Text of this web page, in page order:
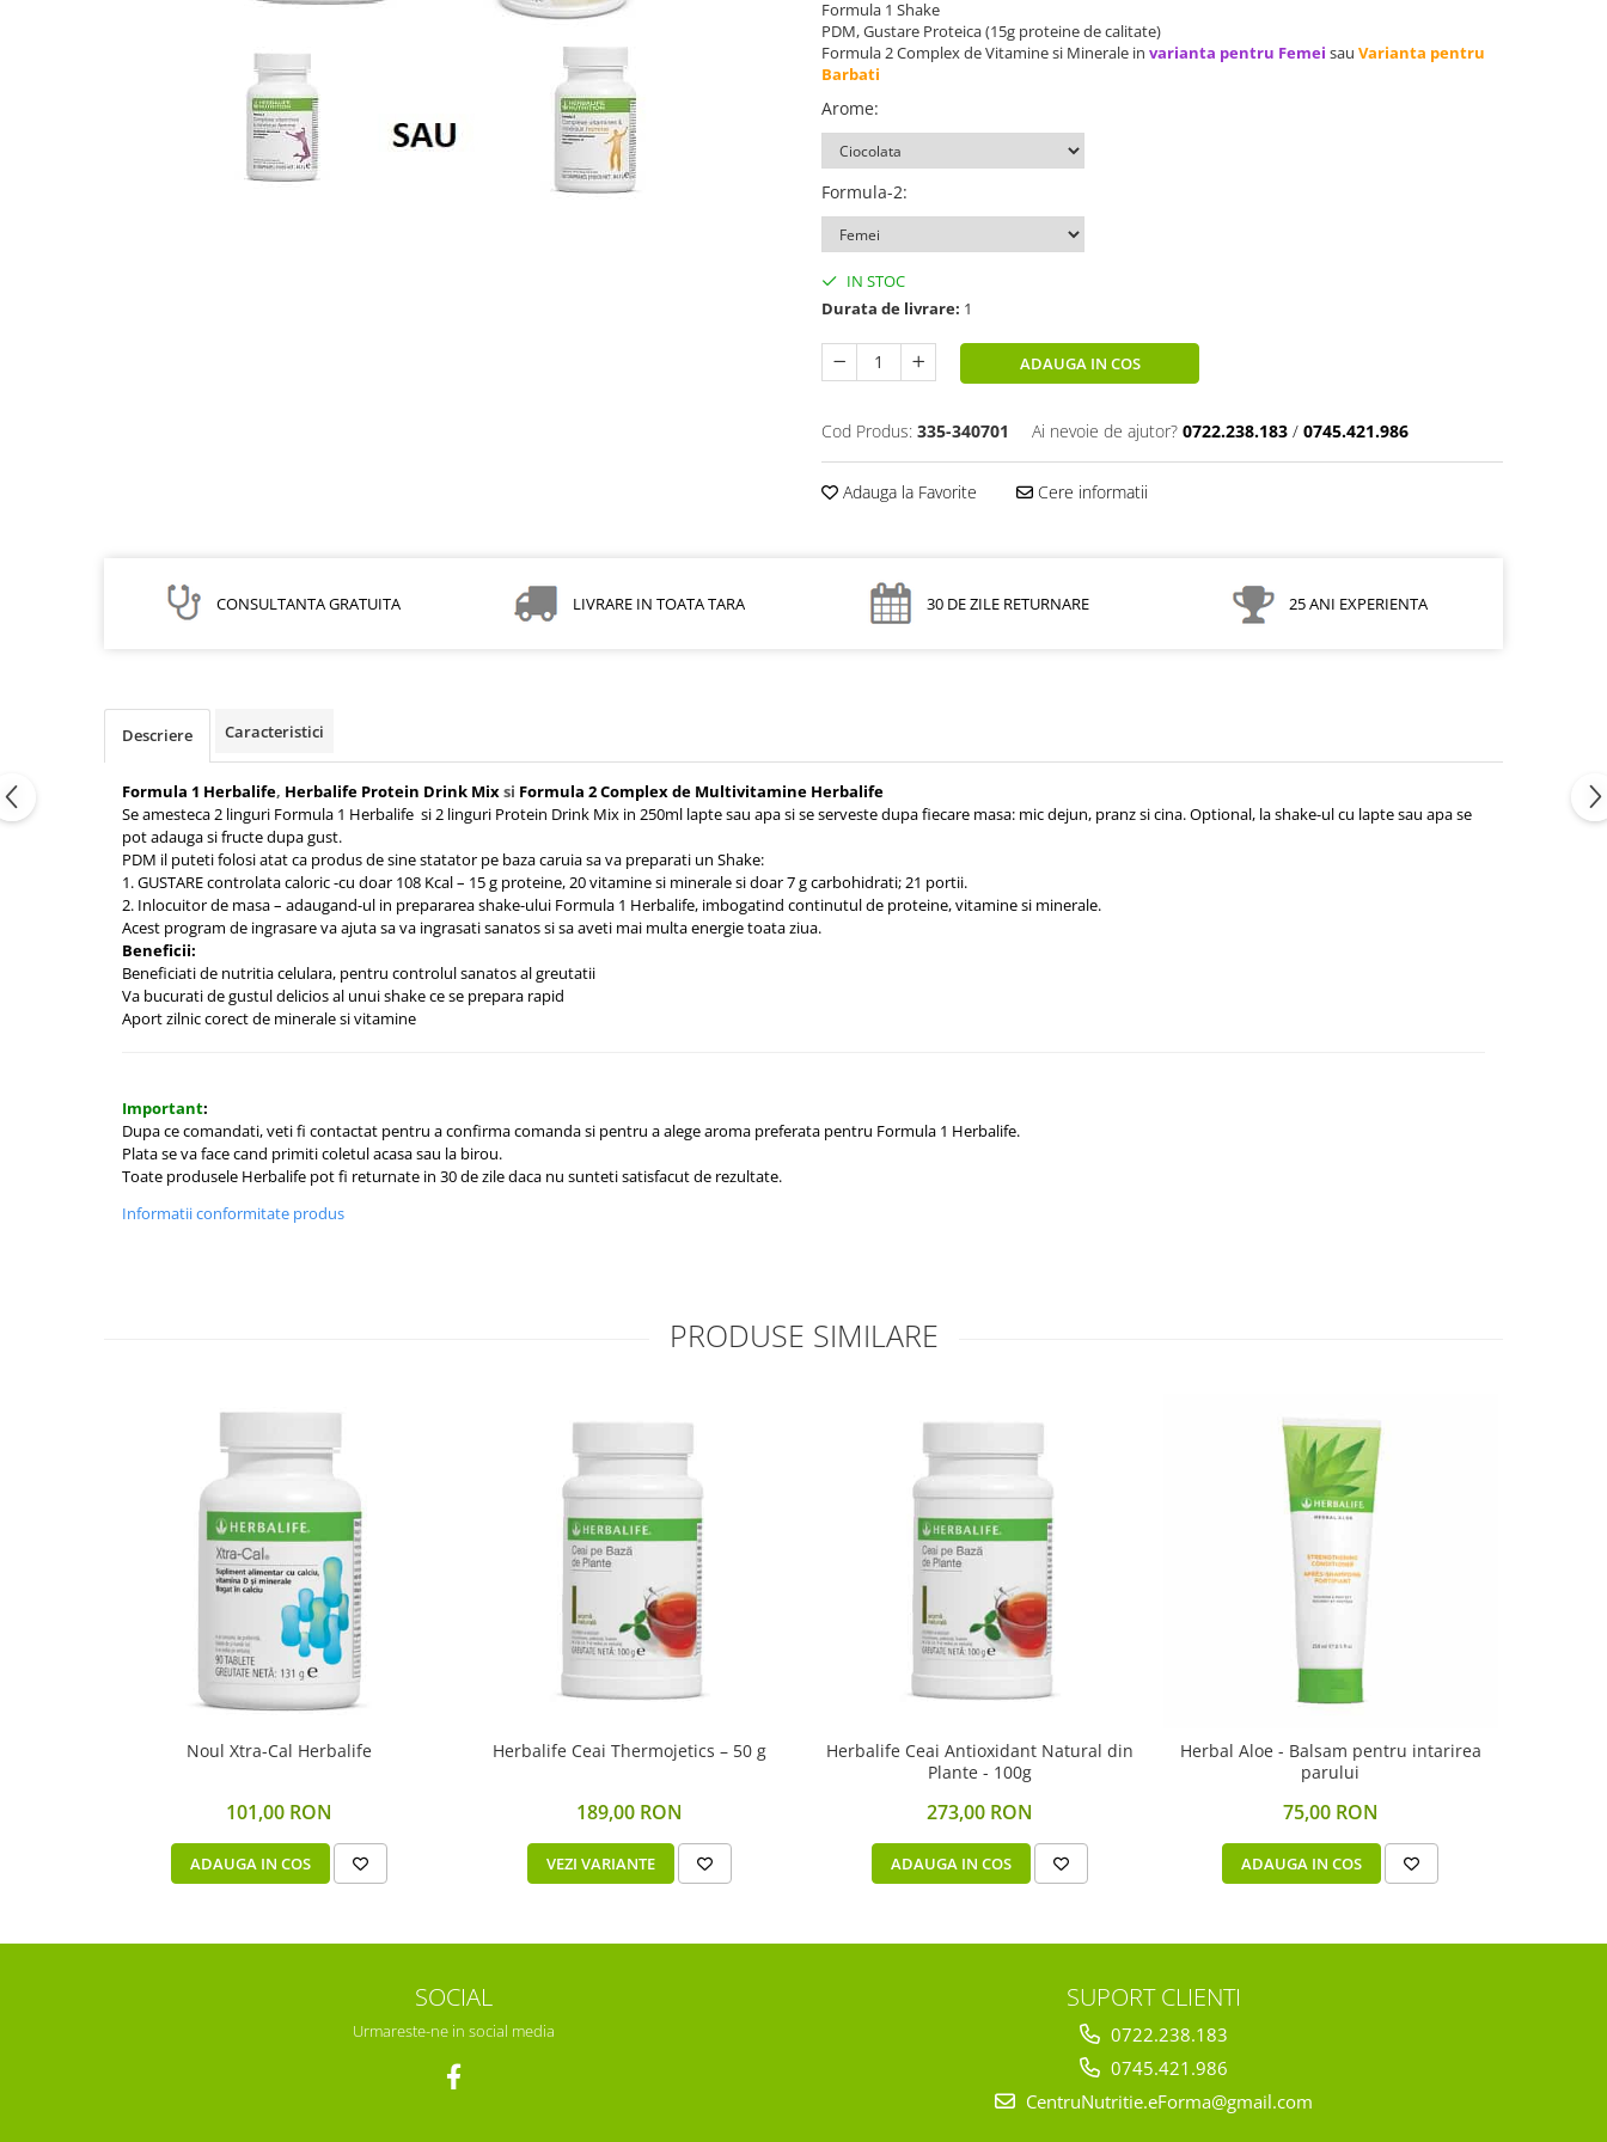
Formula 1 Shake
PDM, Gustare Proteica (15g proteine de calitate)
Formula 2 Complex de Vitamine si Minerale in varianta pentru Femei sau Varianta pentru
Barbati
Arome:
Formula-2:
IN STOC
Durata de livrare: 1
ADAUGA IN COS
Cod Produs: 335-340701 Ai nevoie de ajutor? 0722.238.183 / 0745.421.986
Adauga la Favorite Cere informatii
CONSULTANTA GRATUITA LIVRARE IN TOATA TARA 30 DE ZILE RETURNARE 25 ANI EXPERIENTA
Descriere Caracteristici
Formula 1 Herbalife, Herbalife Protein Drink Mixsi Formula 2 Complex de Multivitamine Herbalife
Se amesteca 2 linguri Formula 1 Herbalife si 2 linguri Protein Drink Mix in 250ml lapte sau apa si se serveste dupa fiecare masa: mic dejun, pranz si cina. Optional, la shake-ul cu lapte sau apa se
pot adauga si fructe dupa gust.
PDM il puteti folosi atat ca produs de sine statator pe baza caruia sa va preparati un Shake:
1. GUSTARE controlata caloric -cu doar 108 Kcal – 15 g proteine, 20 vitamine si minerale si doar 7 g carbohidrati; 21 portii.
2. Inlocuitor de masa – adaugand-ul in prepararea shake-ului Formula 1 Herbalife, imbogatind continutul de proteine, vitamine si minerale.
Acest program de ingrasare va ajuta sa va ingrasati sanatos si sa aveti mai multa energie toata ziua.
Beneficii:
Beneficiati de nutritia celulara, pentru controlul sanatos al greutatii
Va bucurati de gustul delicios al unui shake ce se prepara rapid
Aport zilnic corect de minerale si vitamine
Important:
Dupa ce comandati, veti fi contactat pentru a confirma comanda si pentru a alege aroma preferata pentru Formula 1 Herbalife.
Plata se va face cand primiti coletul acasa sau la birou.
Toate produsele Herbalife pot fi returnate in 30 de zile daca nu sunteti satisfacut de rezultate.
Informatii conformitate produs
PRODUSE SIMILARE
Noul Xtra-Cal Herbalife
101,00 RON
ADAUGA IN COS
Herbalife Ceai Thermojetics – 50 g
189,00 RON
VEZI VARIANTE
Herbalife Ceai Antioxidant Natural din
Plante - 100g
273,00 RON
ADAUGA IN COS
Herbal Aloe - Balsam pentru intarirea
parului
75,00 RON
ADAUGA IN COS
SOCIAL
Urmareste-ne in social media
SUPORT CLIENTI
0722.238.183
0745.421.986
CentruNutritie.eForma@gmail.com